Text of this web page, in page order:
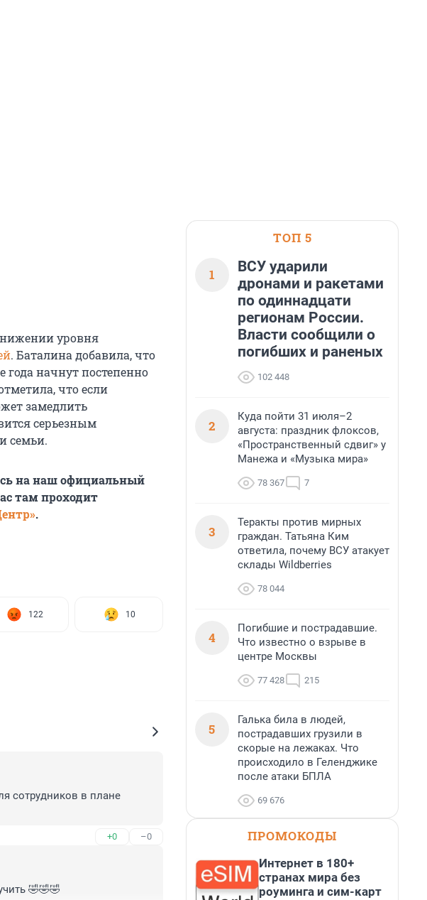
уровня
. Баталина добавила, что
начнут постепенно
что если
замедлить
серьезным
семьи.
на наш официальный
там проходит
.
122 10
сотрудников в плане
+0 –0
🤣🤣🤣
ТОП 5
1
ВСУ ударили
дронами и ракетами
по одиннадцати
регионам России.
Власти сообщили о
погибших и раненых
102 448
2
Куда пойти 31 июля–2
августа: праздник флоксов,
«Пространственный сдвиг» у
Манежа и «Музыка мира»
78 367 7
3
Теракты против мирных
граждан. Татьяна Ким
ответила, почему ВСУ атакует
склады Wildberries
78 044
4
Погибшие и пострадавшие.
Что известно о взрыве в
центре Москвы
77 428 215
5
Галька била в людей,
пострадавших грузили в
скорые на лежаках. Что
происходило в Геленджике
после атаки БПЛА
69 676
ПРОМОКОДЫ
Интернет в 180+
странах мира без
роуминга и сим-карт